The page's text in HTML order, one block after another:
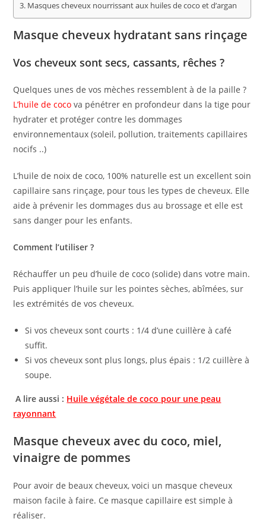
Masques cheveux nourrissant aux huiles de coco et d’argan
Masque cheveux hydratant sans rinçage
Vos cheveux sont secs, cassants, rêches ?
Quelques unes de vos mèches ressemblent à de la paille ?
L’huile de coco va pénétrer en profondeur dans la tige pour
hydrater et protéger contre les dommages
environnementaux (soleil, pollution, traitements capillaires
nocifs ..)
L’huile de noix de coco, 100% naturelle est un excellent soin
capillaire sans rinçage, pour tous les types de cheveux. Elle
aide à prévenir les dommages dus au brossage et elle est
sans danger pour les enfants.
Comment l’utiliser ?
Réchauffer un peu d’huile de coco (solide) dans votre main.
Puis appliquer l’huile sur les pointes sèches, abîmées, sur
les extrémités de vos cheveux.
Si vos cheveux sont courts : 1/4 d’une cuillère à café
suffit.
Si vos cheveux sont plus longs, plus épais : 1/2 cuillère à
soupe.
A lire aussi : Huile végétale de coco pour une peau
rayonnant
Masque cheveux avec du coco, miel,
vinaigre de pommes
Pour avoir de beaux cheveux, voici un masque cheveux
maison facile à faire. Ce masque capillaire est simple à
réaliser.